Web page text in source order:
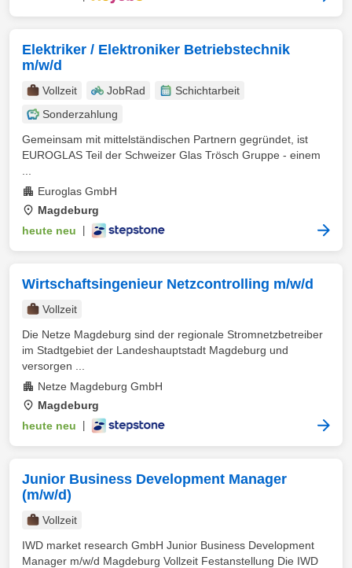
Elektriker / Elektroniker Betriebstechnik
m/w/d
Vollzeit JobRad
Schichtarbeit
Sonderzahlung
Gemeinsam mit mittelständischen Partnern gegründet, ist
EUROGLAS Teil der Schweizer Glas Trösch Gruppe - einem
Euroglas GmbH
Magdeburg
heute neu
Wirtschaftsingenieur Netzcontrolling m/w/d
Vollzeit
Die Netze Magdeburg sind der regionale Stromnetzbetreiber
im Stadtgebiet der Landeshauptstadt Magdeburg und
versorgen ...
Netze Magdeburg GmbH
Magdeburg
heute neu
Junior Business Development Manager
(m/w/d)
Vollzeit
IWD market research GmbH Junior Business Development
Manager m/w/d Magdeburg Vollzeit Festanstellung Die IWD